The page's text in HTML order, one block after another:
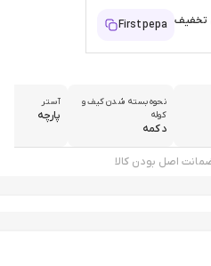
تخفیف Firstpepa
نحوه بسته شدن کیف و
کوله
دکمه
آستر
پارچه
اصل بودن کالا